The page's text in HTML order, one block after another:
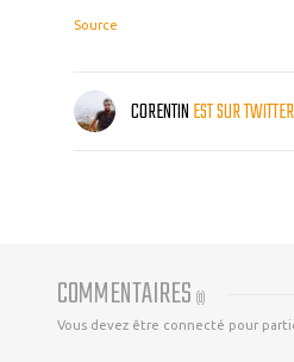
Source
CORENTINEST SUR TWITTER
COMMENTAIRES (0)
Vous devez être connecté pour